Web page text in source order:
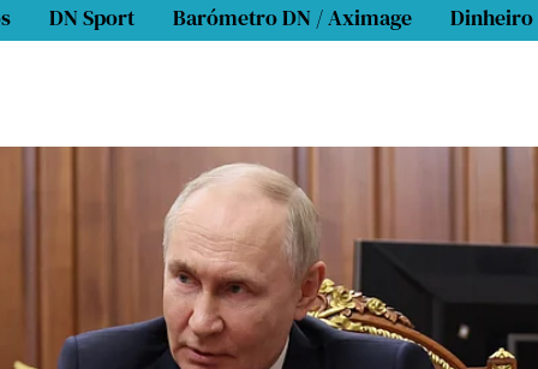
DN Sport Barómetro DN / Aximage Dinheiro